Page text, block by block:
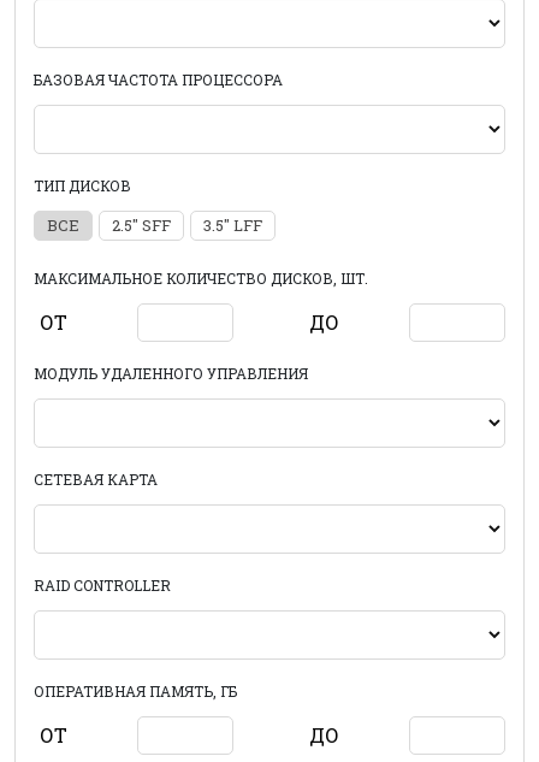
БАЗОВАЯ ЧАСТОТА ПРОЦЕССОРА
ТИП ДИСКОВ
ВСЕ 2.5" SFF 3.5" LFF
МАКСИМАЛЬНОЕ КОЛИЧЕСТВО ДИСКОВ, ШТ.
ОТ ДО
МОДУЛЬ УДАЛЕННОГО УПРАВЛЕНИЯ
СЕТЕВАЯ КАРТА
RAID CONTROLLER
ОПЕРАТИВНАЯ ПАМЯТЬ, ГБ
ОТ ДО